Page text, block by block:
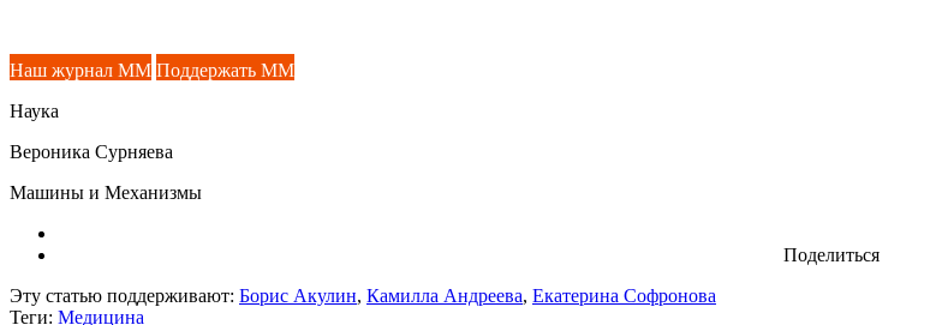
Наш журнал ММ Поддержать ММ
Наука
Вероника Сурняева
Машины и Механизмы
Поделиться
Эту статью поддерживают: Борис Акулин, Камилла Андреева, Екатерина Софронова
Теги: Медицина